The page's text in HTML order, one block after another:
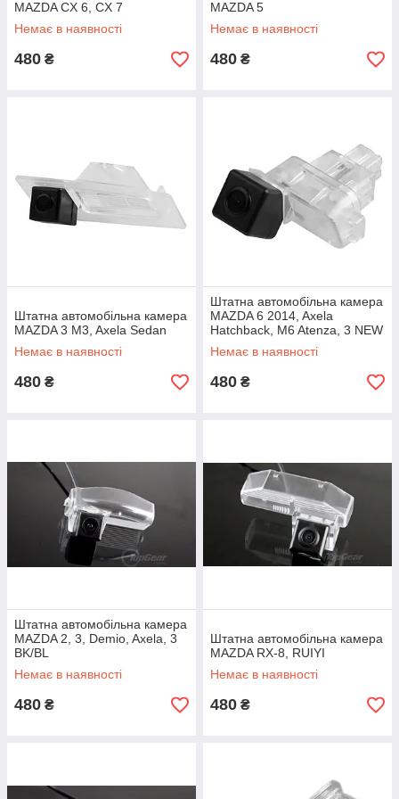
MAZDA CX 6, CX 7
Немає в наявності
480 ₴
MAZDA 5
Немає в наявності
480 ₴
Штатна автомобільна камера
MAZDA 3 M3, Axela Sedan
Немає в наявності
480 ₴
Штатна автомобільна камера
MAZDA 6 2014, Axela
Hatchback, M6 Atenza, 3 NEW
Немає в наявності
480 ₴
Штатна автомобільна камера
MAZDA 2, 3, Demio, Axela, 3
BK/BL
Немає в наявності
480 ₴
Штатна автомобільна камера
MAZDA RX-8, RUIYI
Немає в наявності
480 ₴